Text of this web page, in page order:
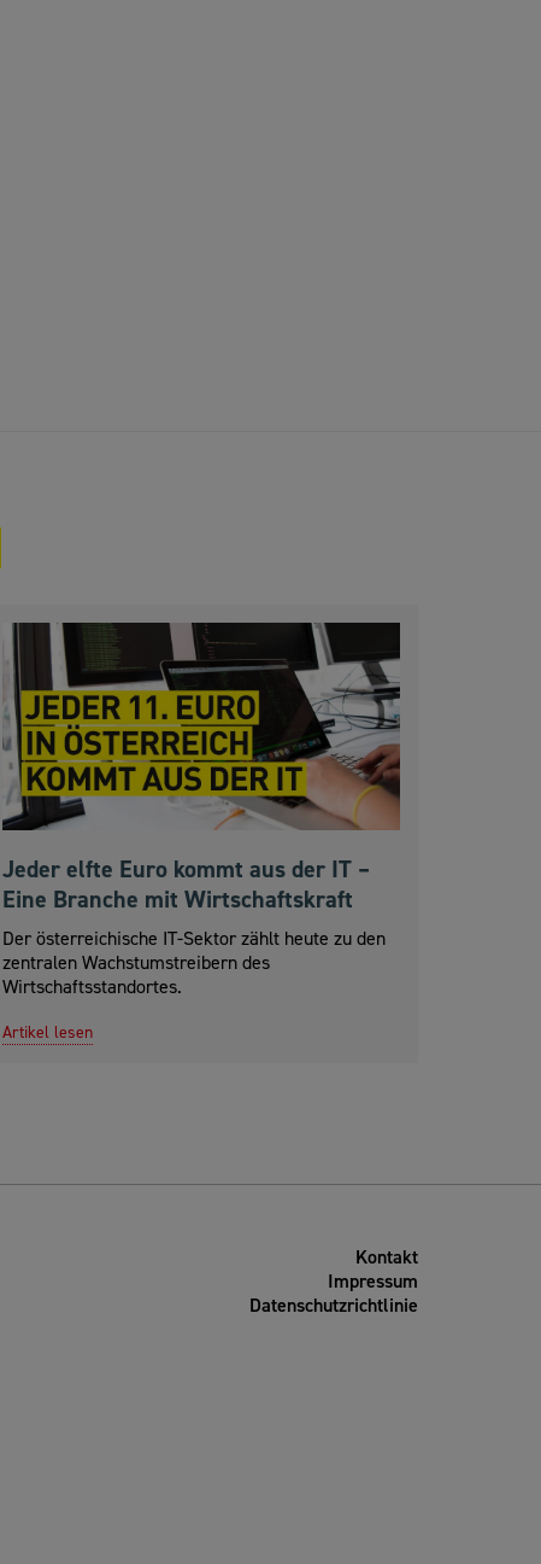
Jeder elfte Euro kommt aus der IT –
Eine Branche mit Wirtschaftskraft
Der österreichische IT-Sektor zählt heute zu den
zentralen Wachstumstreibern des
Wirtschaftsstandortes.
Artikel lesen
Kontakt
Impressum
Datenschutzrichtlinie